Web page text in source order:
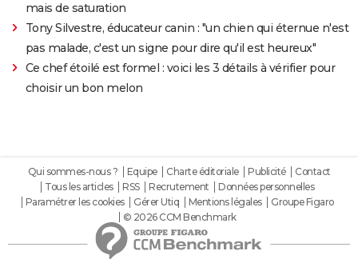
mais de saturation
Tony Silvestre, éducateur canin : "un chien qui éternue n'est
pas malade, c'est un signe pour dire qu'il est heureux"
Ce chef étoilé est formel : voici les 3 détails à vérifier pour
choisir un bon melon
Qui sommes-nous ? Equipe Charte éditoriale Publicité
Contact
Tous les articles
RSS Recrutement
Données personnelles
Paramétrer les cookies
Gérer Utiq Mentions légales
Groupe Figaro
© 2026 CCM Benchmark